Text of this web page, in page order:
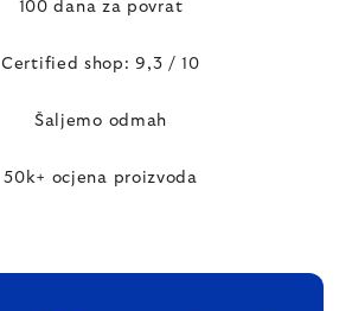
100 dana za povrat
Certified shop: 9,3 / 10
Šaljemo odmah
50k+ ocjena proizvoda